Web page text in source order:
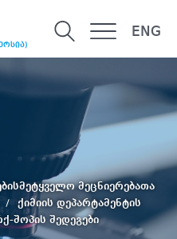
ENG
მეცნიერებათა
ქიმიის დეპარტამენტის
შოპის შედეგები